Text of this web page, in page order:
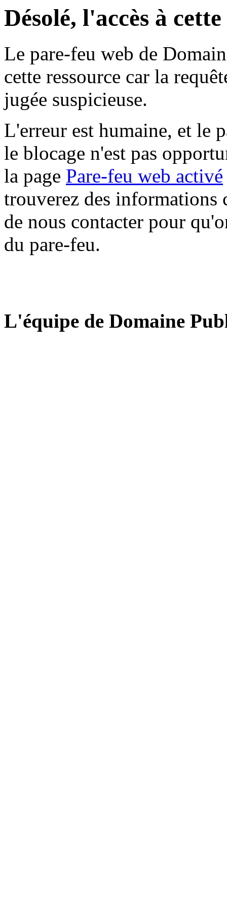
Désolé, l'accès à
Le pare-feu web de
cette ressource car la
jugée suspicieuse.
L'erreur est humaine, et le
le blocage n'est pas
la page Pare-feu web activé
trouverez des informations
de nous contacter pour
du pare-feu.
L'équipe de Domaine